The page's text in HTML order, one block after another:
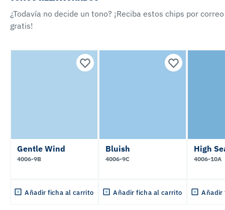
¿Todavía no decide un tono? ¡Reciba estos chips por correo
gratis!
Gentle Wind
4006-9B
Añadir ficha al carrito
Bluish
4006-9C
Añadir ficha al carrito
High
4006-10A
Añadir